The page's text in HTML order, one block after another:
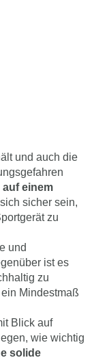
und auch die
einem
sicher sein,
zu
und
ist es
zu
Mindestmaß
Blick auf
wie wichtig
solide